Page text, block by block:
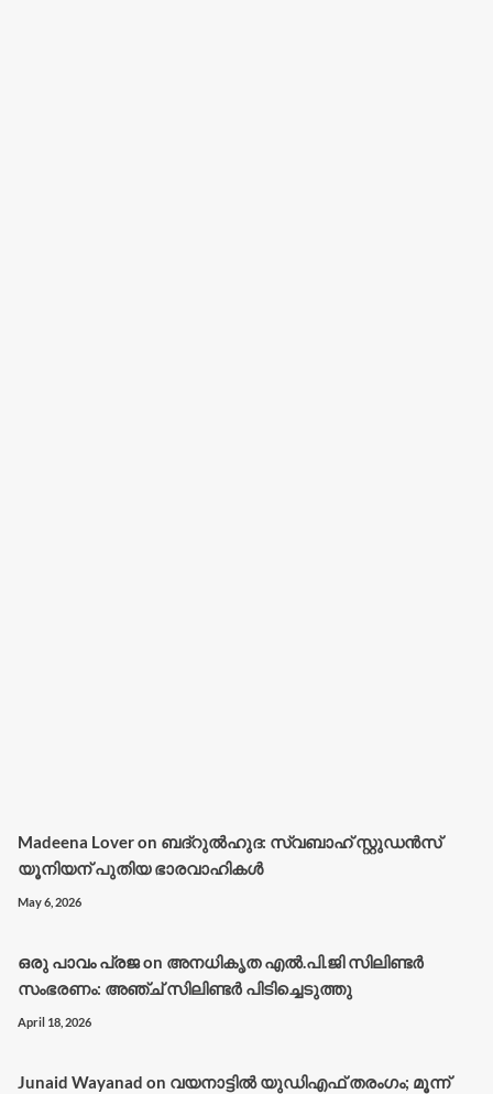
Madeena Loveron ബദ്റുൽഹുദ: സ്വബാഹ് സ്റ്റുഡൻസ്
യൂനിയന് പുതിയ ഭാരവാഹികൾ
May 6, 2026
ഒരു പാവം പ്രജon അനധികൃത എൽ.പി.ജി സിലിണ്ടർ
സംഭരണം: അഞ്ച് സിലിണ്ടർ പിടിച്ചെടുത്തു
April 18, 2026
Junaid Wayanad on വയനാട്ടില്‍ യുഡിഎഫ് തരംഗം; മൂന്ന്